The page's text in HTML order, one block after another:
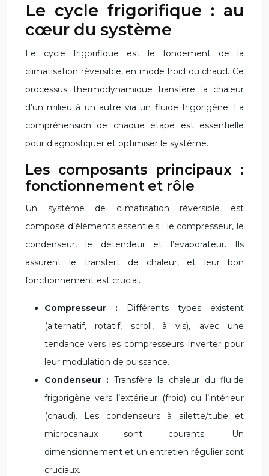
Le cycle frigorifique : au
cœur du système
Le cycle frigorifique est le fondement de la
climatisation réversible, en mode froid ou chaud. Ce
processus thermodynamique transfère la chaleur
d’un milieu à un autre via un fluide frigorigène. La
compréhension de chaque étape est essentielle
pour diagnostiquer et optimiser le système.
Les composants principaux :
fonctionnement et rôle
Un système de climatisation réversible est
composé d’éléments essentiels : le compresseur, le
condenseur, le détendeur et l’évaporateur. Ils
assurent le transfert de chaleur, et leur bon
fonctionnement est crucial.
Compresseur :
Différents types existent
(alternatif, rotatif, scroll, à vis), avec une
tendance vers les compresseurs Inverter pour
leur modulation de puissance.
Condenseur : Transfère la chaleur du fluide
frigorigène vers l’extérieur (froid) ou l’intérieur
(chaud). Les condenseurs à ailette/tube et
microcanaux sont courants. Un
dimensionnement et un entretien régulier sont
cruciaux.